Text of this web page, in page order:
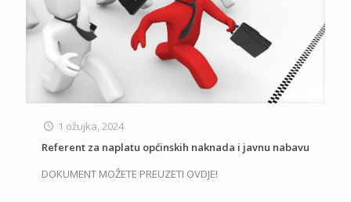
1 ožujka, 2024
Referent za naplatu općinskih naknada i javnu nabavu
DOKUMENT MOŽETE PREUZETI OVDJE!